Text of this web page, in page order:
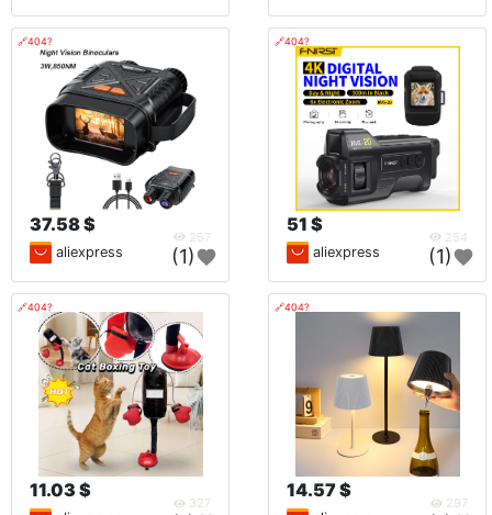
🔗404?
37.58 $
257
aliexpress (1)
🔗404?
51 $
254
aliexpress (1)
🔗404?
11.03 $
327
🔗404?
14.57 $
297